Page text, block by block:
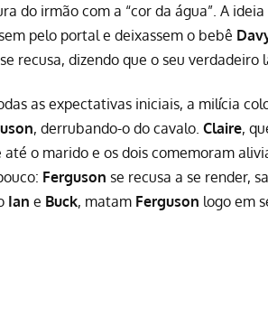
do irmão com a “cor da água”. A ideia
pelo portal e deixassem o bebê
se recusa, dizendo que o seu verdadeiro
as expectativas iniciais, a milícia
, derrubando-o do cavalo. Claire,
o marido e os dois comemoram
Ferguson se recusa a se render,
Ian e Buck, matam Ferguson logo em